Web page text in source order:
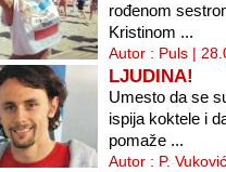
rođenom
Kristinom ...
Autor : Puls |
LJUDINA!
Umesto da se
ispija koktele i
pomaže ...
Autor : P.